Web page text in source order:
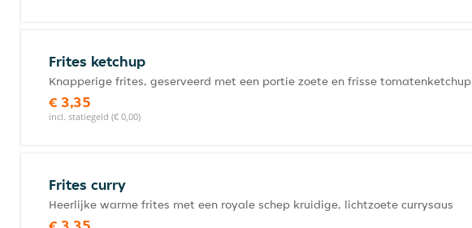
Frites ketchup
Knapperige frites, geserveerd met een portie zoete en frisse tomatenketchup
€ 3,35
incl. statiegeld (€ 0,00)
Frites curry
Heerlijke warme frites met een royale schep kruidige, lichtzoete currysaus